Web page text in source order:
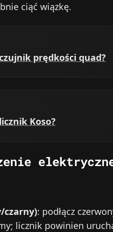
ciąć wiązkę.
prędkości quad?
Koso?
czarny): podłącz
licznik powinien